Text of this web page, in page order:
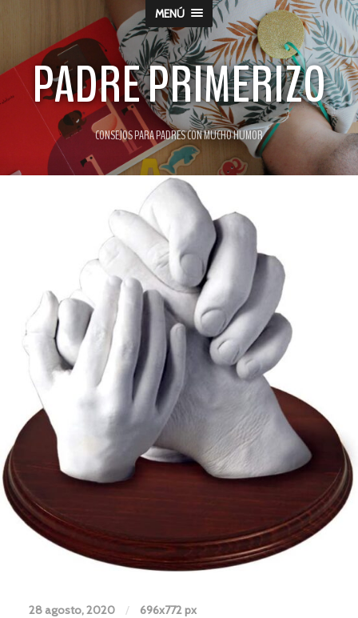
MENÚ
PADRE PRIMERIZO
CONSEJOS PARA PADRES CON MUCHO HUMOR
28 agosto, 2020 / 696x772 px